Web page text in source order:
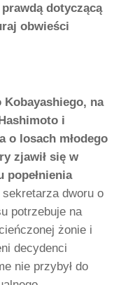
dotyczącą
obwieści
na
i
o losach młodego
zjawił się w
popełnienia
dworu o
potrzebuje na
żonie i
decydenci
nie przybył do